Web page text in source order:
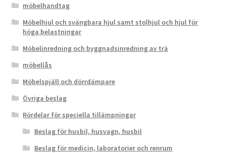
möbelhandtag
Möbelhjul och svängbara hjul samt stolhjul och hjul för
höga belastningar
Möbelinredning och byggnadsinredning av trä
möbellås
Möbelspjäll och dörrdämpare
Övriga beslag
Rördelar för speciella tillämpningar
Beslag för husbil, husvagn, husbil
Beslag för medicin, laboratorier och renrum